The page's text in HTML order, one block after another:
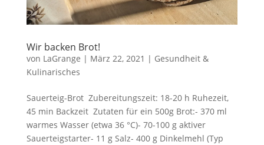
Wir backen Brot!
von LaGrange | März 22, 2021 | Gesundheit &
Kulinarisches
Sauerteig-Brot Zubereitungszeit: 18-20 h Ruhezeit,
45 min Backzeit Zutaten für ein 500g Brot:- 370 ml
warmes Wasser (etwa 36 °C)- 70-100 g aktiver
Sauerteigstarter- 11 g Salz- 400 g Dinkelmehl (Typ